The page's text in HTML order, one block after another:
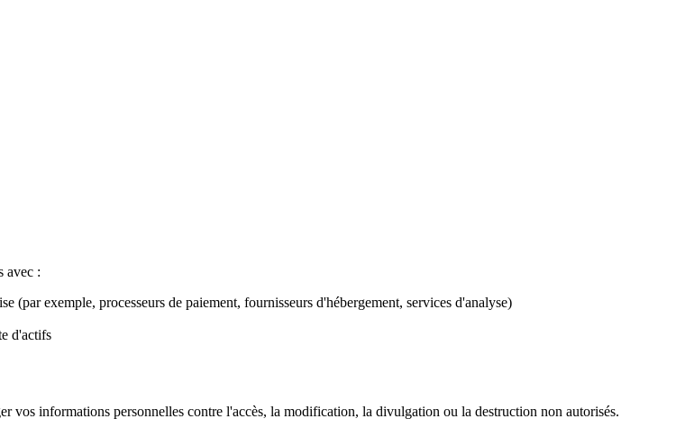
avec :
(par exemple, processeurs de paiement, fournisseurs d'hébergement, services d'analyse)
d'actifs
vos informations personnelles contre l'accès, la modification, la divulgation ou la destruction non autorisés.